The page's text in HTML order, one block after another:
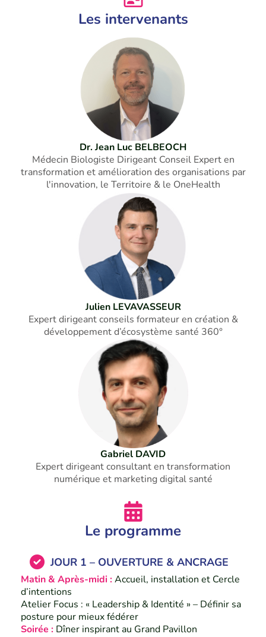
Les intervenants
Dr. Jean Luc BELBEOCH
Médecin Biologiste Dirigeant Conseil Expert en
transformation et amélioration des organisations par
l'innovation, le Territoire & le OneHealth
Julien LEVAVASSEUR
Expert dirigeant conseils formateur en création &
développement d’écosystème santé 360°
Gabriel DAVID
Expert dirigeant consultant en transformation
numérique et marketing digital santé
Le programme
JOUR 1 – OUVERTURE & ANCRAGE
Matin & Après-midi :Accueil, installation et Cercle
d’intentions
Atelier Focus : « Leadership & Identité » – Définir sa
posture pour mieux fédérer
Soirée : Dîner inspirant au Grand Pavillon